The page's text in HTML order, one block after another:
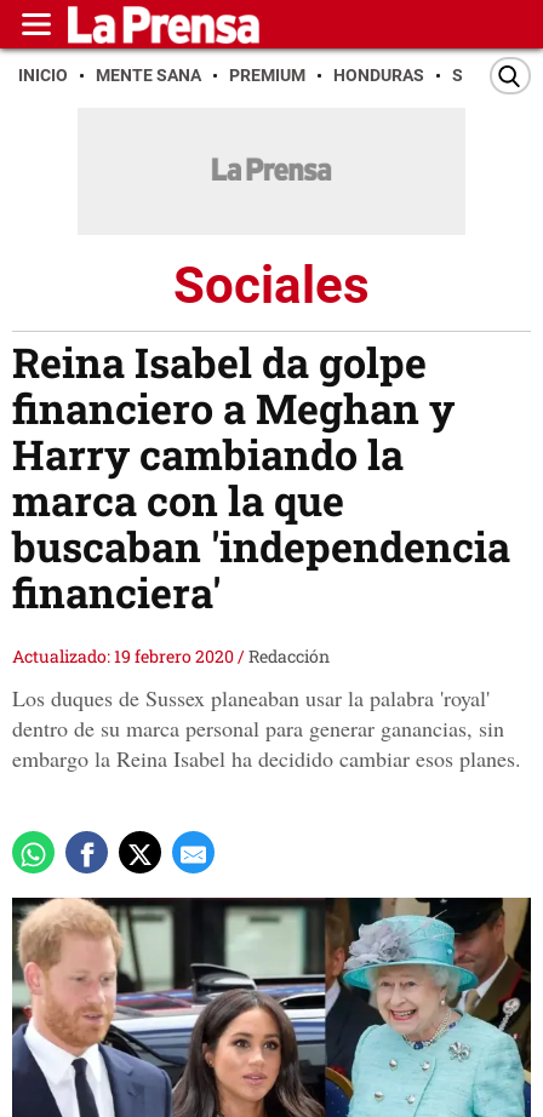
INICIO MENTE SANA PREMIUM HONDURAS SAN PEDRO
Sociales
Reina Isabel da golpe
financiero a Meghan y
Harry cambiando la
marca con la que
buscaban 'independencia
financiera'
Actualizado: 19 febrero 2020/Redacción
Los duques de Sussex planeaban usar la palabra 'royal'
dentro de su marca personal para generar ganancias, sin
embargo la Reina Isabel ha decidido cambiar esos planes.